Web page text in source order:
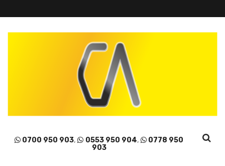
0700 950 903, 0553 950 904,
0778 950
903